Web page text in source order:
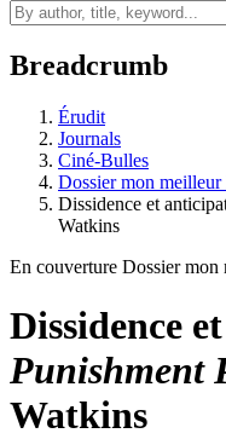
Breadcrumb
Érudit
Journals
Ciné-Bulles
Dossier mon
Dissidence et
Watkins
En couverture Dossier
Dissidence
Punishment
Watkins